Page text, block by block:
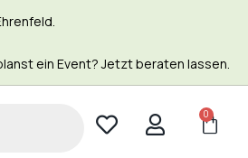
ein Event? Jetzt beraten lassen.
0